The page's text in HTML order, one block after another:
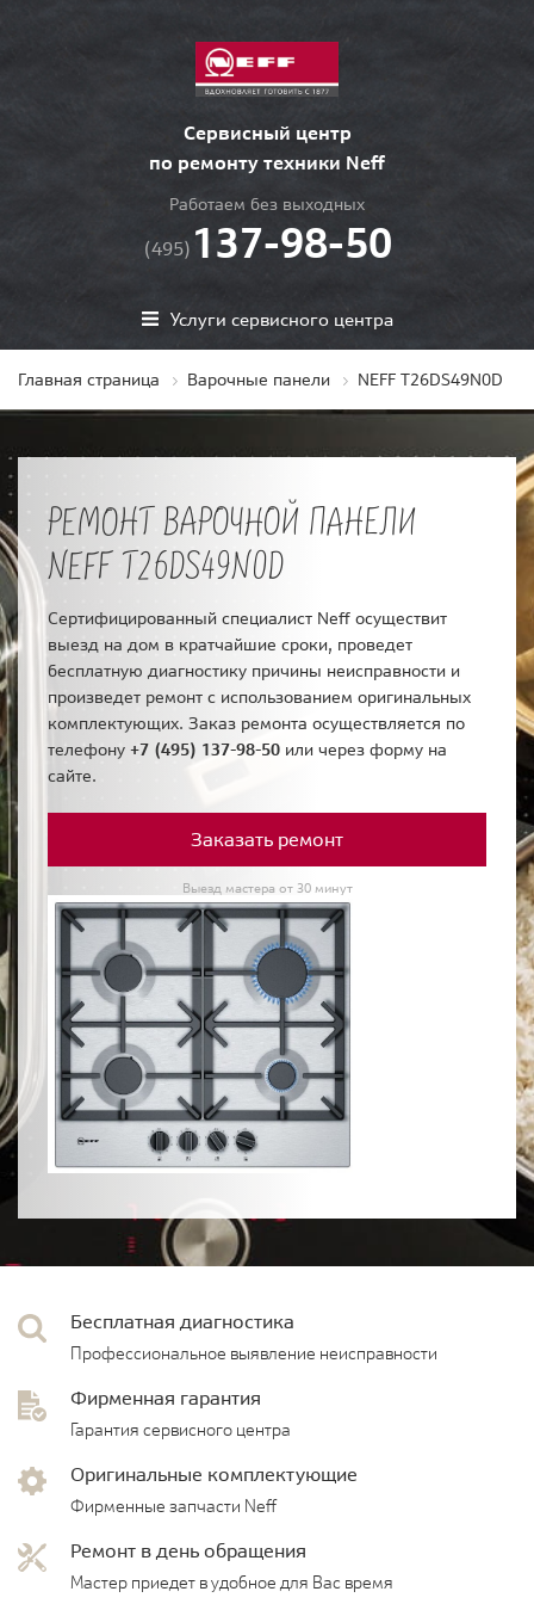
Сервисный центр
по ремонту техники Neff
Работаем без выходных
(495) 137-98-50
Услуги сервисного центра
Главная страница Варочные панели NEFF T26DS49N0D
РЕМОНТ ВАРОЧНОЙ ПАНЕЛИ
NEFF T26DS49N0D
Сертифицированный специалист Neff осуществит
выезд на дом в кратчайшие сроки, проведет
бесплатную диагностику причины неисправности и
произведет ремонт с использованием оригинальных
комплектующих. Заказ ремонта осуществляется по
телефону +7 (495) 137-98-50 или через форму на
сайте.
Заказать ремонт
Выезд мастера от 30 минут
Бесплатная диагностика
Профессиональное выявление неисправности
Фирменная гарантия
Гарантия сервисного центра
Оригинальные комплектующие
Фирменные запчасти Neff
Ремонт в день обращения
Мастер приедет в удобное для Вас время